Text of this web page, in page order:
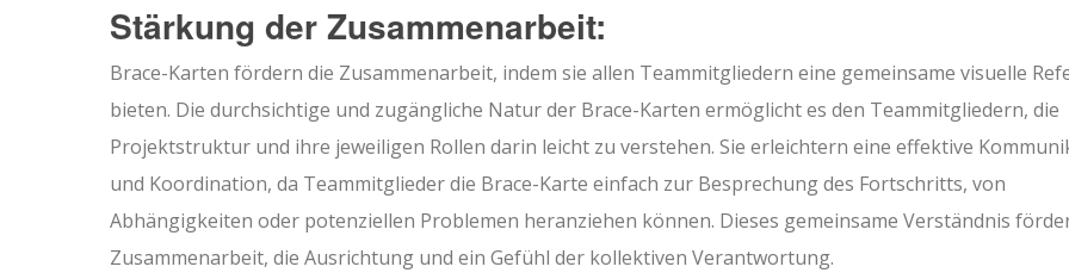
Stärkung der Zusammenarbeit:
Brace-Karten fördern die Zusammenarbeit, indem sie allen Teammitgliedern eine gemeinsame visuelle
bieten. Die durchsichtige und zugängliche Natur der Brace-Karten ermöglicht es den Teammitgliedern, die
Projektstruktur und ihre jeweiligen Rollen darin leicht zu verstehen. Sie erleichtern eine effektive
und Koordination, da Teammitglieder die Brace-Karte einfach zur Besprechung des Fortschritts, von
Abhängigkeiten oder potenziellen Problemen heranziehen können. Dieses gemeinsame Verständnis
Zusammenarbeit, die Ausrichtung und ein Gefühl der kollektiven Verantwortung.